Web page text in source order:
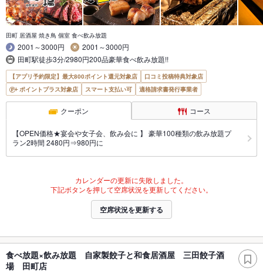
田町 居酒屋 焼き鳥 個室 食べ飲み放題
2001～3000円
2001～3000円
田町駅徒歩3分/2980円200品豪華食べ飲み放題!!
【アプリ予約限定】最大800ポイント還元対象店
口コミ投稿特典対象店
ポイントプラス対象店
スマート支払い可 適格請求書発行事業者
クーポン コース
【OPEN価格★宴会や女子会、飲み会に 】 豪華100種類の飲み放題プ
ラン2時間 2480円⇒980円に
カレンダーの更新に失敗しました。
下記ボタンを押して空席状況を更新してください。
空席状況を更新する
食べ放題×飲み放題 自家製餃子と和食居酒屋 三田餃子酒
場 田町店